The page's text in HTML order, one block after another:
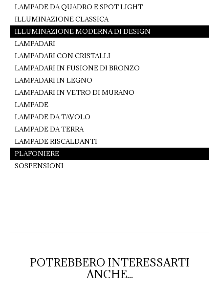
LAMPADE DA QUADRO E SPOT LIGHT
ILLUMINAZIONE CLASSICA
ILLUMINAZIONE MODERNA DI DESIGN
LAMPADARI
LAMPADARI CON CRISTALLI
LAMPADARI IN FUSIONE DI BRONZO
LAMPADARI IN LEGNO
LAMPADARI IN VETRO DI MURANO
LAMPADE
LAMPADE DA TAVOLO
LAMPADE DA TERRA
LAMPADE RISCALDANTI
PLAFONIERE
SOSPENSIONI
POTREBBERO INTERESSARTI
ANCHE...